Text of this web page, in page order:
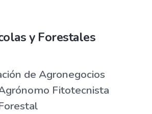
y Forestales
de Agronegocios
Fitotecnista